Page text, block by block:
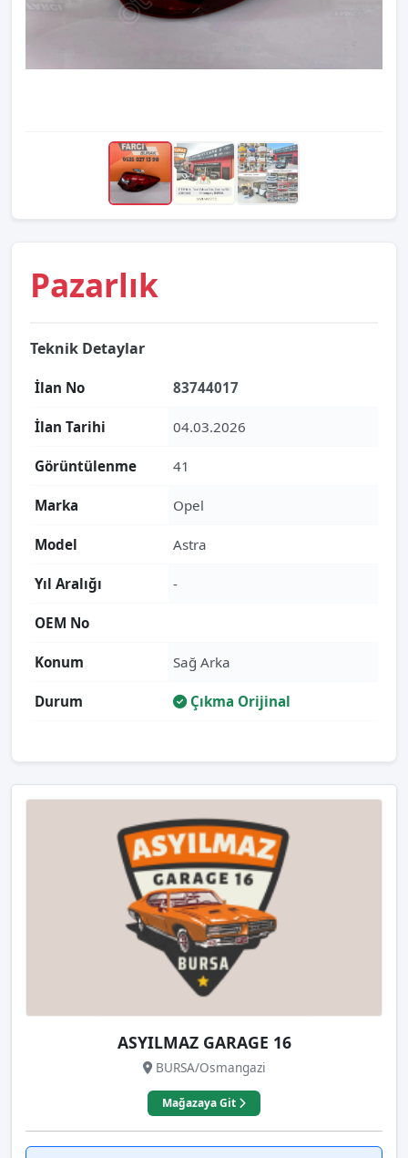
Pazarlık
Teknik Detaylar
İlan No 83744017
İlan Tarihi 04.03.2026
Görüntülenme 41
Marka Opel
Model Astra
Yıl Aralığı -
OEM No
Konum Sağ Arka
Durum Çıkma Orijinal
ASYILMAZ GARAGE 16
BURSA/Osmangazi
Mağazaya Git